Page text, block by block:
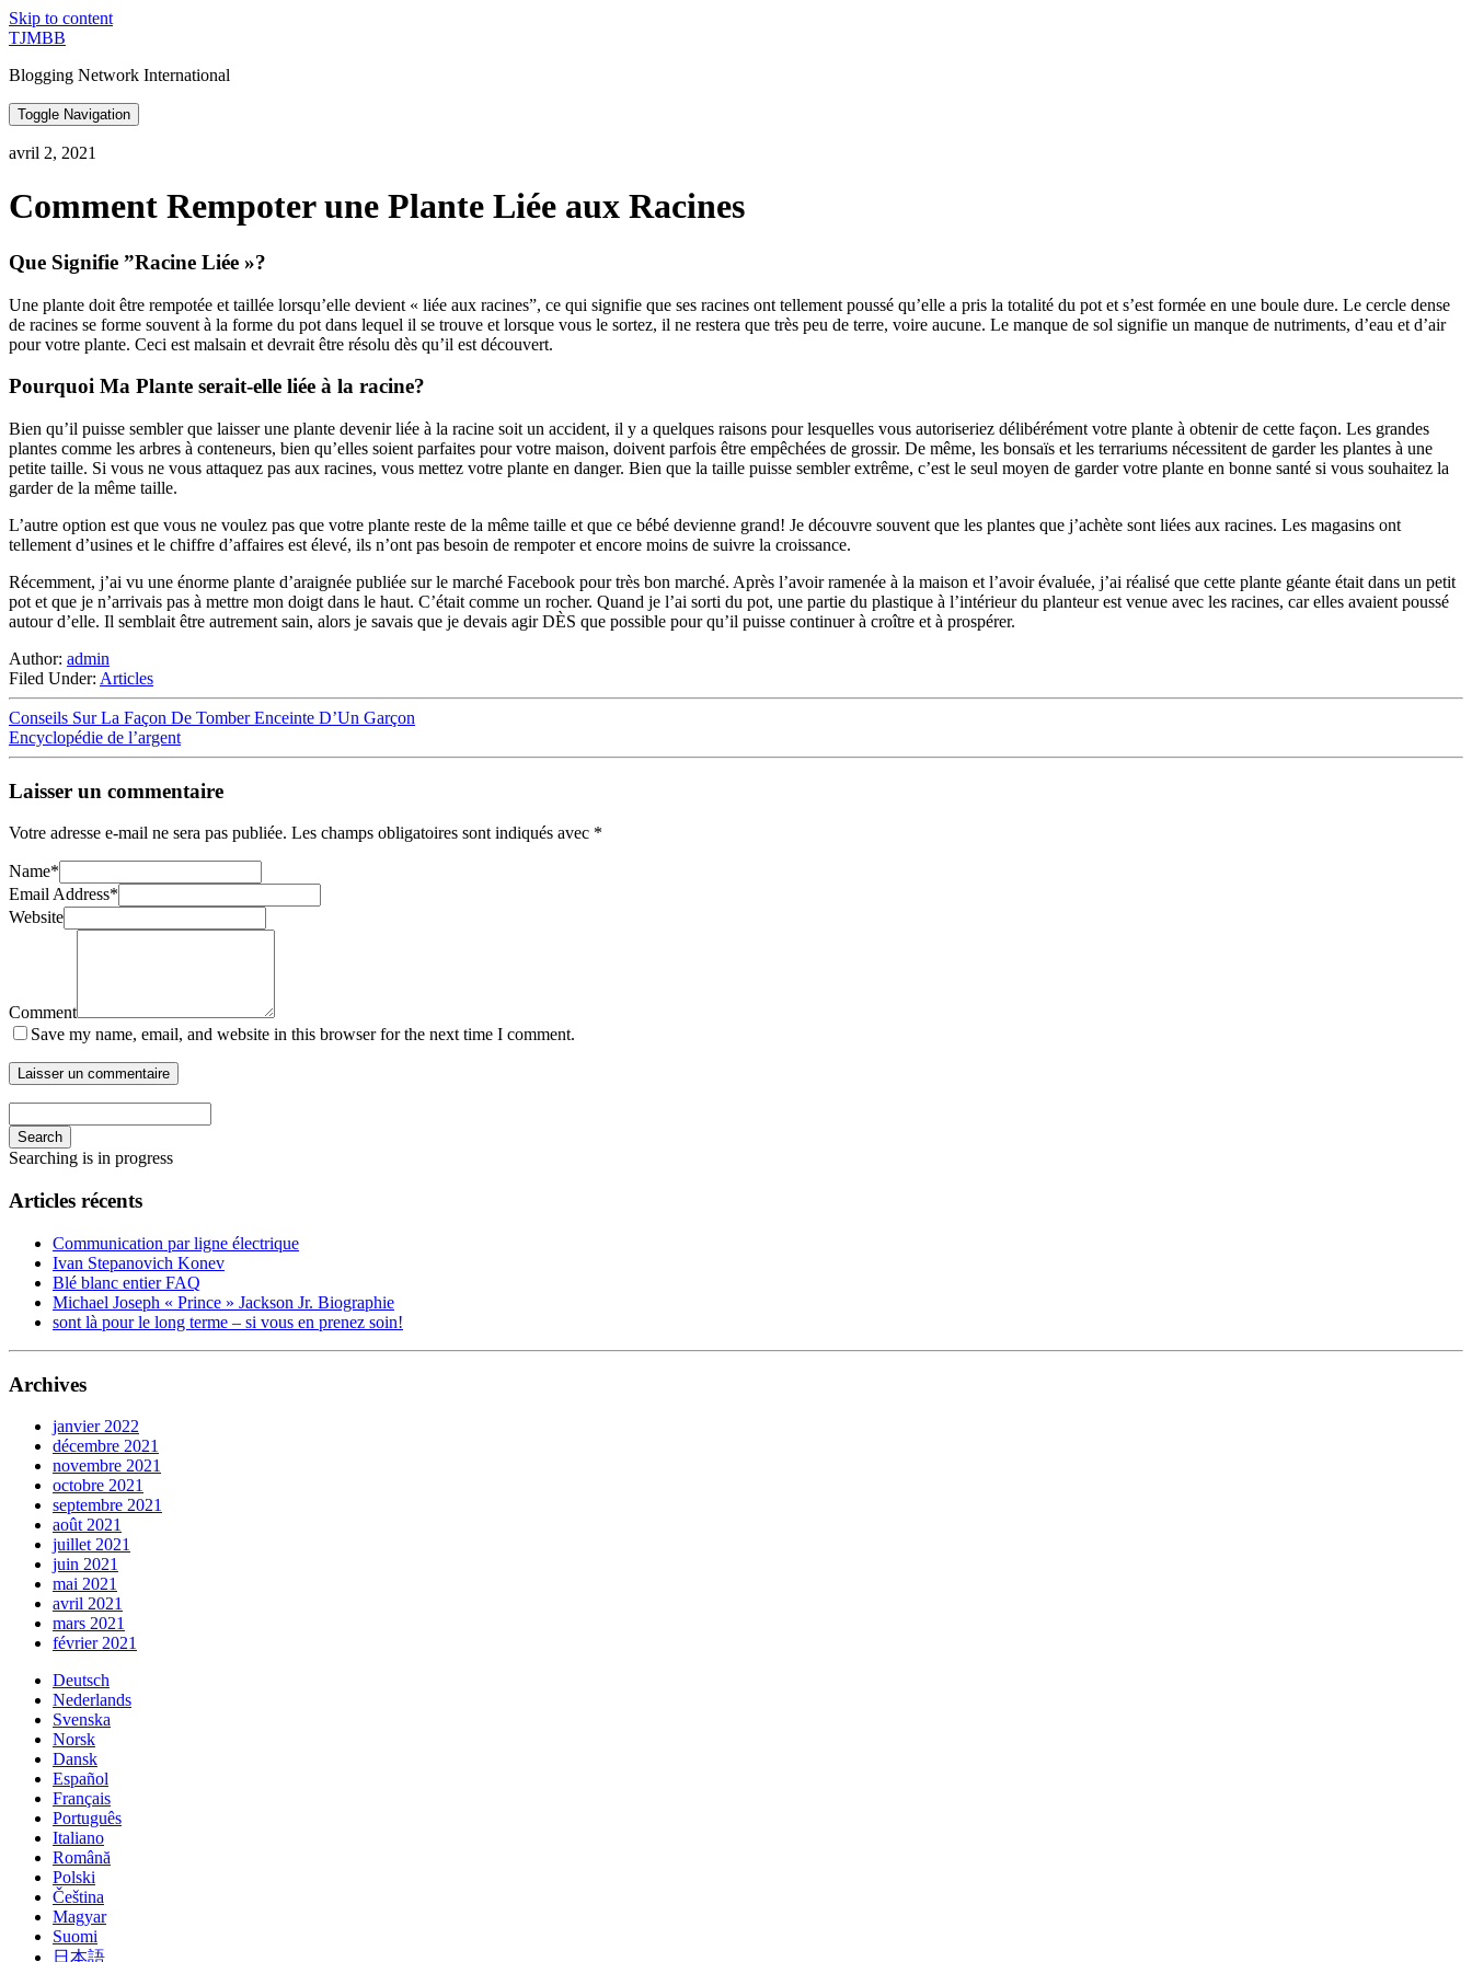
Skip to content
TJMBB
Blogging Network International
Toggle Navigation
avril 2, 2021
Comment Rempoter une Plante Liée aux Racines
Que Signifie ”Racine Liée »?
Une plante doit être rempotée et taillée lorsqu’elle devient « liée aux racines”, ce qui signifie que ses racines ont tellement poussé qu’elle a pris la totalité du pot et s’est formée en une boule dure. Le cercle dense
de racines se forme souvent à la forme du pot dans lequel il se trouve et lorsque vous le sortez, il ne restera que très peu de terre, voire aucune. Le manque de sol signifie un manque de nutriments, d’eau et d’air
pour votre plante. Ceci est malsain et devrait être résolu dès qu’il est découvert.
Pourquoi Ma Plante serait-elle liée à la racine?
Bien qu’il puisse sembler que laisser une plante devenir liée à la racine soit un accident, il y a quelques raisons pour lesquelles vous autoriseriez délibérément votre plante à obtenir de cette façon. Les grandes
plantes comme les arbres à conteneurs, bien qu’elles soient parfaites pour votre maison, doivent parfois être empêchées de grossir. De même, les bonsaïs et les terrariums nécessitent de garder les plantes à une
petite taille. Si vous ne vous attaquez pas aux racines, vous mettez votre plante en danger. Bien que la taille puisse sembler extrême, c’est le seul moyen de garder votre plante en bonne santé si vous souhaitez la
garder de la même taille.
L’autre option est que vous ne voulez pas que votre plante reste de la même taille et que ce bébé devienne grand! Je découvre souvent que les plantes que j’achète sont liées aux racines. Les magasins ont
tellement d’usines et le chiffre d’affaires est élevé, ils n’ont pas besoin de rempoter et encore moins de suivre la croissance.
Récemment, j’ai vu une énorme plante d’araignée publiée sur le marché Facebook pour très bon marché. Après l’avoir ramenée à la maison et l’avoir évaluée, j’ai réalisé que cette plante géante était dans un petit
pot et que je n’arrivais pas à mettre mon doigt dans le haut. C’était comme un rocher. Quand je l’ai sorti du pot, une partie du plastique à l’intérieur du planteur est venue avec les racines, car elles avaient poussé
autour d’elle. Il semblait être autrement sain, alors je savais que je devais agir DÈS que possible pour qu’il puisse continuer à croître et à prospérer.
Author: admin
Filed Under: Articles
Conseils Sur La Façon De Tomber Enceinte D’Un Garçon
Encyclopédie de l’argent
Laisser un commentaire
Votre adresse e-mail ne sera pas publiée. Les champs obligatoires sont indiqués avec *
Name*
Email Address*
Website
Comment
Save my name, email, and website in this browser for the next time I comment.
Search
Searching is in progress
Articles récents
Communication par ligne électrique
Ivan Stepanovich Konev
Blé blanc entier FAQ
Michael Joseph « Prince » Jackson Jr. Biographie
sont là pour le long terme – si vous en prenez soin!
Archives
janvier 2022
décembre 2021
novembre 2021
octobre 2021
septembre 2021
août 2021
juillet 2021
juin 2021
mai 2021
avril 2021
mars 2021
février 2021
Deutsch
Nederlands
Svenska
Norsk
Dansk
Español
Français
Português
Italiano
Română
Polski
Čeština
Magyar
Suomi
日本語